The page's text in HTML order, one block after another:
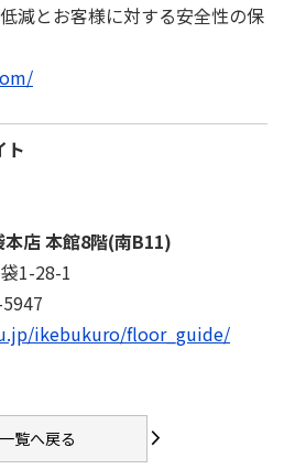
減とお客様に対する安全性の保
ト
本店 本館8階(南B11)
1-28-1
ikebukuro/floor_guide/
一覧へ戻る arrow_forward_ios